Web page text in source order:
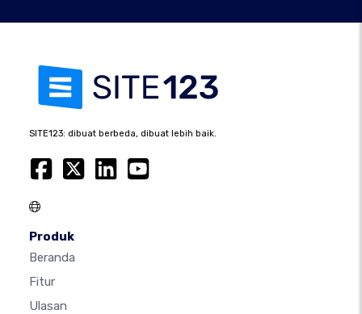
SITE123: dibuat berbeda, dibuat lebih baik.
Produk
Beranda
Fitur
Ulasan